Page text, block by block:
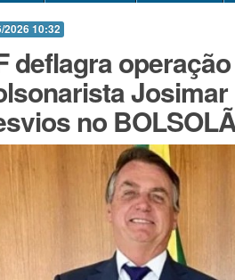
2026 10:32
deflagra
no